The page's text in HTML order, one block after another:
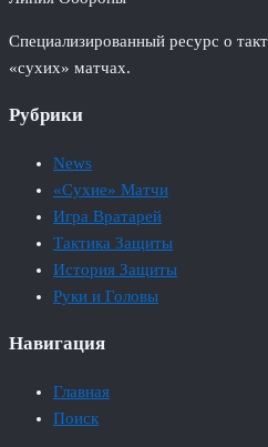
Специализированный ресурс о
«сухих» матчах.
Рубрики
News
«Сухие» Матчи
Игра Вратарей
Тактика Защиты
История Защиты
Руки и Головы
Навигация
Главная
Поиск